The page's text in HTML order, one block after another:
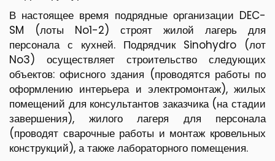
В настоящее время подрядные организации DEC-
SM (лоты No1-2) строят жилой лагерь для
персонала с кухней. Подрядчик Sinohydro (лот
No3) осуществляет строительство следующих
объектов: офисного здания (проводятся работы по
оформлению интерьера и электромонтаж), жилых
помещений для консультантов заказчика (на стадии
завершения), жилого лагеря для персонала
(проводят сварочные работы и монтаж кровельных
конструкций), а также лабораторного помещения.